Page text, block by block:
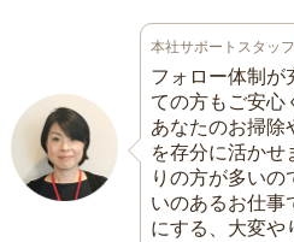
本社サポートスタッフ
フォロー体制が
ての方もご安心
あなたのお掃除
を存分に活かせ
りの方が多い
いのあるお仕事
にする、大変や